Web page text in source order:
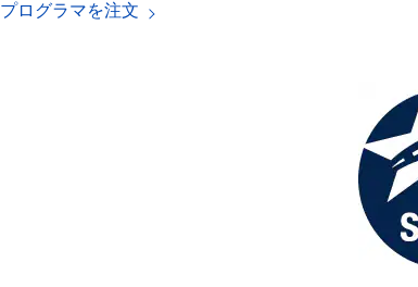
プログラマを注文